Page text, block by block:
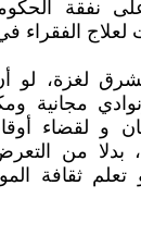
نفقة
الفقراء
لغزة، لو
مجانية
و لقضاء
بدلا من
ثقافة